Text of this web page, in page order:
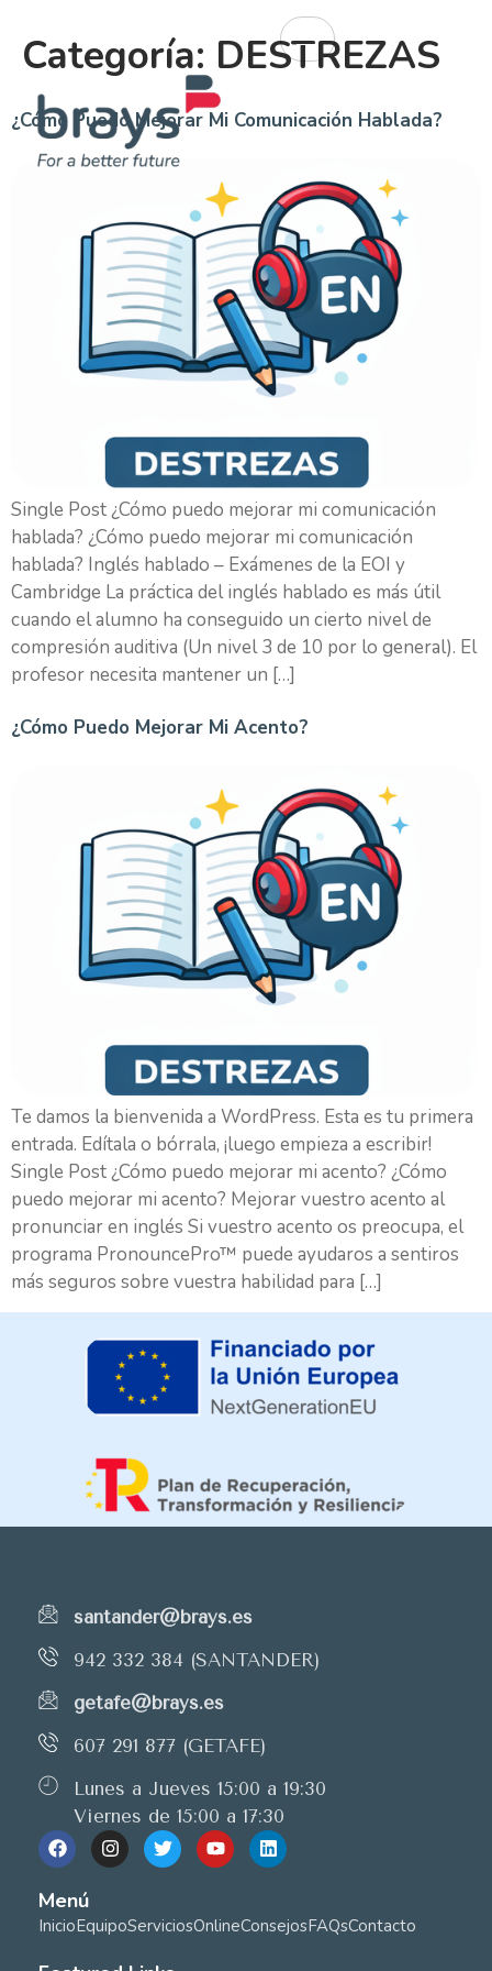
Categoría: DESTREZAS
¿Cómo Puedo Mejorar Mi Comunicación Hablada?
Single Post ¿Cómo puedo mejorar mi comunicación
hablada? ¿Cómo puedo mejorar mi comunicación
hablada? Inglés hablado – Exámenes de la EOI y
Cambridge La práctica del inglés hablado es más útil
cuando el alumno ha conseguido un cierto nivel de
compresión auditiva (Un nivel 3 de 10 por lo general). El
profesor necesita mantener un […]
¿Cómo Puedo Mejorar Mi Acento?
Te damos la bienvenida a WordPress. Esta es tu primera
entrada. Edítala o bórrala, ¡luego empieza a escribir!
Single Post ¿Cómo puedo mejorar mi acento? ¿Cómo
puedo mejorar mi acento? Mejorar vuestro acento al
pronunciar en inglés Si vuestro acento os preocupa, el
programa PronouncePro™ puede ayudaros a sentiros
más seguros sobre vuestra habilidad para […]
santander@brays.es
942 332 384 (SANTANDER)
getafe@brays.es
607 291 877 (GETAFE)
Lunes a Jueves 15:00 a 19:30
Viernes de 15:00 a 17:30
Menú
InicioEquipoServiciosOnlineConsejosFAQsContacto